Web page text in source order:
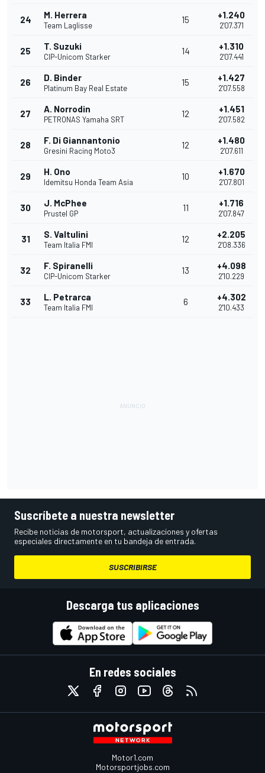
24 M. Herrera
Team Laglisse
15 +1.240
2'07.371
25 T. Suzuki
CIP-Unicom Starker
14 +1.310
2'07.441
26 D. Binder
Platinum Bay Real Estate
15 +1.427
2'07.558
27 A. Norrodin
PETRONAS Yamaha SRT
12 +1.451
2'07.582
28 F. Di Giannantonio
Gresini Racing Moto3
12 +1.480
2'07.611
29 H. Ono
Idemitsu Honda Team Asia
10 +1.670
2'07.801
30 J. McPhee
Prustel GP
11 +1.716
2'07.847
31 S. Valtulini
Team Italia FMI
12 +2.205
2'08.336
32 F. Spiranelli
CIP-Unicom Starker
13 +4.098
2'10.229
33 L. Petrarca
Team Italia FMI
6 +4.302
2'10.433
Suscríbete a nuestra newsletter
Recibe noticias de motorsport, actualizaciones y ofertas
especiales directamente en tu bandeja de entrada.
SUSCRIBIRSE
Descarga tus aplicaciones
En redes sociales
Motor1.com
Motorsportjobs.com